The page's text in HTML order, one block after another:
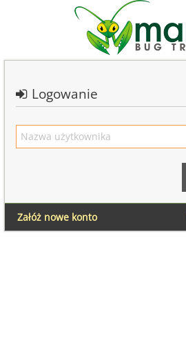
Logowanie
Załóż nowe konto